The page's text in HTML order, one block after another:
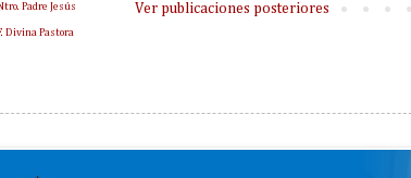
Ver publicaciones posteriores
Padre Jesús
Divina Pastora